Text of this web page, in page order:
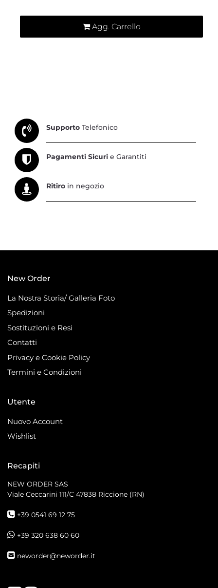
Agg. Carrello
Supporto Telefonico
Pagamenti Sicuri e Garantiti
Ritiro in negozio
New Order
La Nostra Storia/ Galleria Foto
Spedizioni
Sostituzioni e Resi
Contatti
Privacy e Cookie Policy
Termini e Condizioni
Utente
Nuovo Account
Wishlist
Recapiti
NEW ORDER SAS
Viale Ceccarini 111/C 47838 Riccione (RN)
+39 0541 69 12 75
+39 320 638 60 60
neworder@neworder.it